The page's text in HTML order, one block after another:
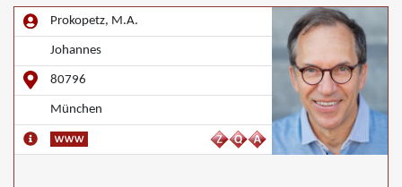
Prokopetz, M.A.
Johannes
80796
München